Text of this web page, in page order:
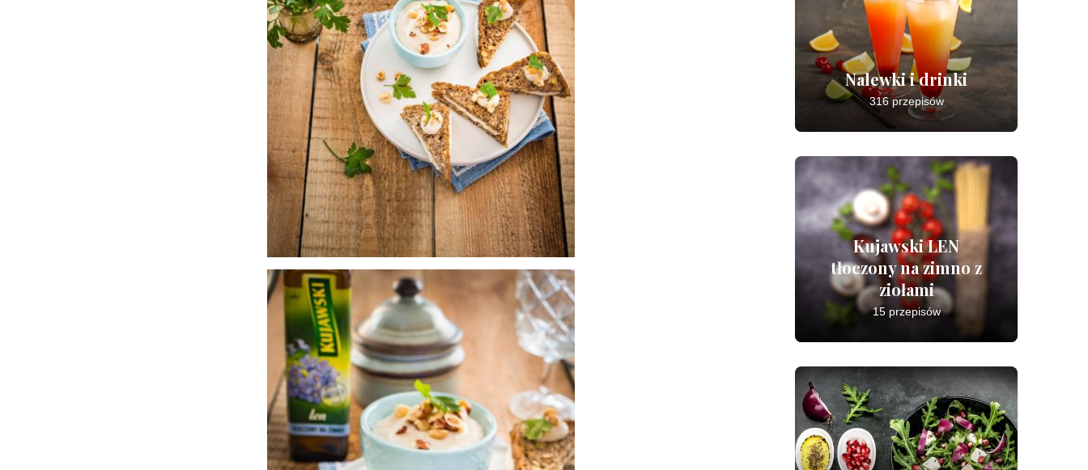
Nalewki i drinki
316 przepisów
Kujawski LEN
tłoczony na zimno z
ziołami
15 przepisów